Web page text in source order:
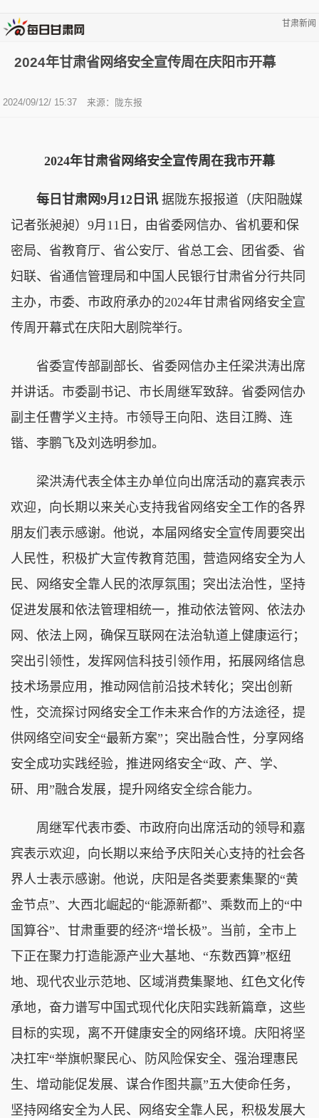
甘肃新闻
2024年甘肃省网络安全宣传周在庆阳市开幕
2024/09/12/ 15:37 来源：陇东报
2024年甘肃省网络安全宣传周在我市开幕
每日甘肃网9月12日讯 据陇东报报道（庆阳融媒
记者张昶昶）9月11日，由省委网信办、省机要和保
密局、省教育厅、省公安厅、省总工会、团省委、省
妇联、省通信管理局和中国人民银行甘肃省分行共同
主办，市委、市政府承办的2024年甘肃省网络安全宣
传周开幕式在庆阳大剧院举行。
省委宣传部副部长、省委网信办主任梁洪涛出席
并讲话。市委副书记、市长周继军致辞。省委网信办
副主任曹学义主持。市领导王向阳、迭目江腾、连
锴、李鹏飞及刘选明参加。
梁洪涛代表全体主办单位向出席活动的嘉宾表示
欢迎，向长期以来关心支持我省网络安全工作的各界
朋友们表示感谢。他说，本届网络安全宣传周要突出
人民性，积极扩大宣传教育范围，营造网络安全为人
民、网络安全靠人民的浓厚氛围；突出法治性，坚持
促进发展和依法管理相统一，推动依法管网、依法办
网、依法上网，确保互联网在法治轨道上健康运行；
突出引领性，发挥网信科技引领作用，拓展网络信息
技术场景应用，推动网信前沿技术转化；突出创新
性，交流探讨网络安全工作未来合作的方法途径，提
供网络空间安全“最新方案”；突出融合性，分享网络
安全成功实践经验，推进网络安全“政、产、学、
研、用”融合发展，提升网络安全综合能力。
周继军代表市委、市政府向出席活动的领导和嘉
宾表示欢迎，向长期以来给予庆阳关心支持的社会各
界人士表示感谢。他说，庆阳是各类要素集聚的“黄
金节点”、大西北崛起的“能源新都”、乘数而上的“中
国算谷”、甘肃重要的经济“增长极”。当前，全市上
下正在聚力打造能源产业大基地、“东数西算”枢纽
地、现代农业示范地、区域消费集聚地、红色文化传
承地，奋力谱写中国式现代化庆阳实践新篇章，这些
目标的实现，离不开健康安全的网络环境。庆阳将坚
决扛牢“举旗帜聚民心、防风险保安全、强治理惠民
生、增动能促发展、谋合作图共赢”五大使命任务，
坚持网络安全为人民、网络安全靠人民，积极发展大